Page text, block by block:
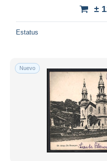
±
Estatus
Nuevo